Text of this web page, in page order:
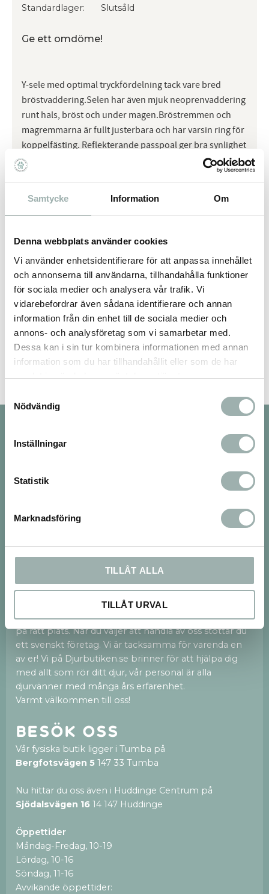
Samtycke Information Om
Denna webbplats använder cookies
Vi använder enhetsidentifierare för att anpassa innehållet
och annonserna till användarna, tillhandahålla funktioner
för sociala medier och analysera vår trafik. Vi
vidarebefordrar även sådana identifierare och annan
information från din enhet till de sociala medier och
annons- och analysföretag som vi samarbetar med.
Dessa kan i sin tur kombinera informationen med annan
information som du har tillhandahållit eller som de har
samlat in när du har använt deras tjänster.
Nödvändig
Inställningar
Statistik
Marknadsföring
TILLÅT ALLA
TILLÅT URVAL
Standardlager Slutsåld
Ge ett omdöme!
Y-sele med optimal tryckfördelning tack vare bred
bröstvaddering.Selen har även mjuk neoprenvaddering
runt hals, bröst och under magen.Bröstremmen och
magremmarna är fullt justerbara och har varsin ring för
koppelfästing. Reflekterande passpoal ger bra synlighet
Omdömen
Dina personuppgifter behandlas i enlighet med vår integritetspolicy.
Om oss
Vi finns både på webben och med en 250kvm
stor fysisk butik i Tumba och nu även en ny butik i
Huddinge Centrum.
Vi är en fristående och privatägd djurbutik med hjärtat
på rätt plats. När du väljer att handla av oss stöttar du
ett svenskt företag. Vi är tacksamma för varenda en
av er! Vi på Djurbutiken.se brinner för att hjälpa dig
med allt som rör ditt djur, vår personal är alla
djurvänner med många års erfarenhet.
Varmt välkommen till oss!
Besök oss
Vår fysiska butik ligger i Tumba på
Bergfotsvägen 5 147 33 Tumba
Nu hittar du oss även i Huddinge Centrum på
Sjödalsvägen 16 14 147 Huddinge
Öppettider
Måndag-Fredag, 10-19
Lördag, 10-16
Söndag, 11-16
Avvikande öppettider: